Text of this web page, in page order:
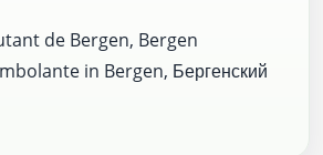
de Bergen, Bergen
in Bergen, Бергенский